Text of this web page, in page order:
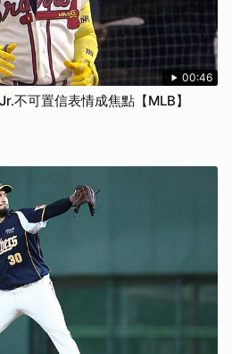
00:46
不可置信表情成焦點【MLB】